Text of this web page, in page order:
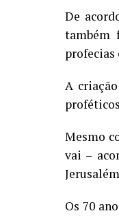
De
também
profecias
A
Mesmo
vai –
Os 70